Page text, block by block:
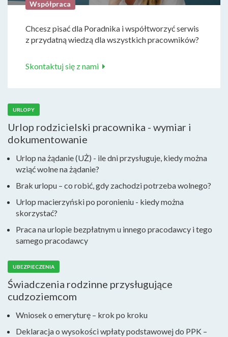
Współpraca
Chcesz pisać dla Poradnika i współtworzyć serwis
z przydatną wiedzą dla wszystkich pracowników?
Skontaktuj się z nami
URLOPY
Urlop rodzicielski pracownika - wymiar i
dokumentowanie
Urlop na żądanie (UŻ) - ile dni przysługuje, kiedy można
wziąć wolne na żądanie?
Brak urlopu – co robić, gdy zachodzi potrzeba wolnego?
Urlop macierzyński po poronieniu - kiedy można
skorzystać?
Praca na urlopie bezpłatnym u innego pracodawcy i tego
samego pracodawcy
UBEZPIECZENIA
Świadczenia rodzinne przysługujące
cudzoziemcom
Wniosek o emeryturę – krok po kroku
Deklaracja o wysokości wpłaty podstawowej do PPK –